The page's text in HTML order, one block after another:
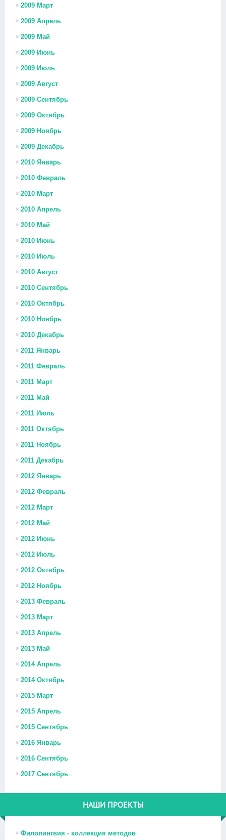
2009 Март
2009 Апрель
2009 Май
2009 Июнь
2009 Июль
2009 Август
2009 Сентябрь
2009 Октябрь
2009 Ноябрь
2009 Декабрь
2010 Январь
2010 Февраль
2010 Март
2010 Апрель
2010 Май
2010 Июнь
2010 Июль
2010 Август
2010 Сентябрь
2010 Октябрь
2010 Ноябрь
2010 Декабрь
2011 Январь
2011 Февраль
2011 Март
2011 Май
2011 Июль
2011 Октябрь
2011 Ноябрь
2011 Декабрь
2012 Январь
2012 Февраль
2012 Март
2012 Май
2012 Июнь
2012 Июль
2012 Октябрь
2012 Ноябрь
2013 Февраль
2013 Март
2013 Апрель
2013 Май
2014 Апрель
2014 Октябрь
2015 Март
2015 Апрель
2015 Сентябрь
2016 Январь
2016 Сентябрь
2017 Сентябрь
НАШИ ПРОЕКТЫ
Филолингвия - коллекция методов